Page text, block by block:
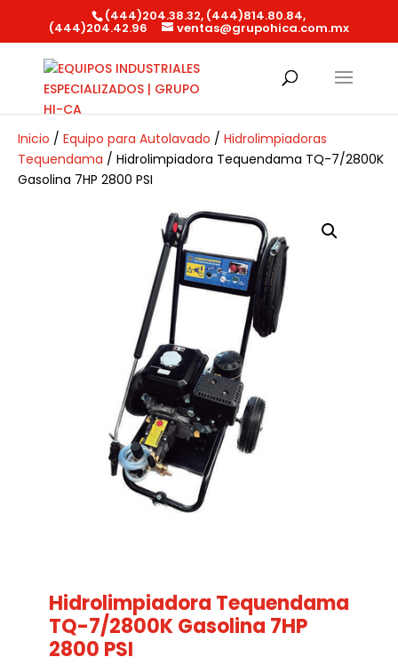
(444)204.38.32, (444)814.80.84,
(444)204.42.96 ventas@grupohica.com.mx
Inicio / Equipo para Autolavado / Hidrolimpiadoras
Tequendama / Hidrolimpiadora Tequendama TQ-7/2800K
Gasolina 7HP 2800 PSI
Hidrolimpiadora Tequendama
TQ-7/2800K Gasolina 7HP
2800 PSI